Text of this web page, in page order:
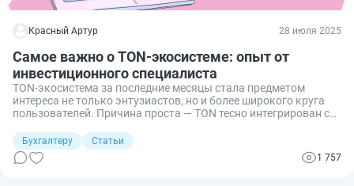
Красный Артур 28 июля 2025
Самое важно о TON‑экосистеме: опыт от
инвестиционного специалиста
TON‑экосистема за последние месяцы стала предметом
интереса не только энтузиастов, но и более широкого круга
пользователей. Причина проста — TON тесно интегрирован с
сейчас в TON работают кошельки, биржи, игры и
децентрализованные приложения, а с недавнего времени
появилась поддержка стейкинга и токенизированных
Бухгалтеру
Статьи
1 757